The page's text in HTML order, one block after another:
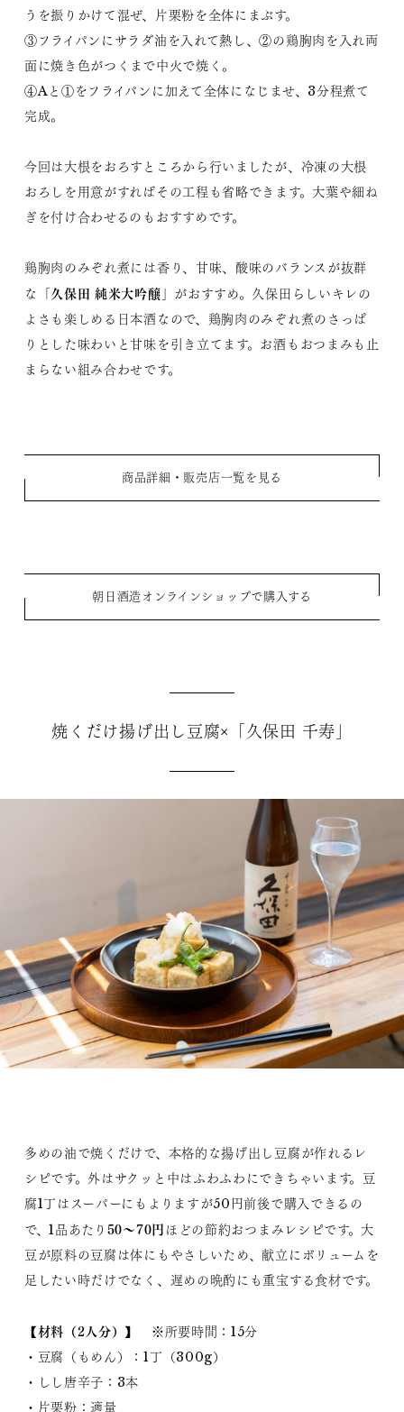
うを振りかけて混ぜ、片栗粉を全体にまぶす。
③フライパンにサラダ油を入れて熱し、②の鶏胸肉を入れ両
面に焼き色がつくまで中火で焼く。
④Aと①をフライパンに加えて全体になじませ、3分程煮て
完成。
今回は大根をおろすところから行いましたが、冷凍の大根
おろしを用意がすればその工程も省略できます。大葉や細ね
ぎを付け合わせるのもおすすめです。
鶏胸肉のみぞれ煮には香り、甘味、酸味のバランスが抜群
な「久保田 純米大吟醸 」がおすすめ。久保田らしいキレの
よさも楽しめる日本酒なので、鶏胸肉のみぞれ煮のさっぱ
りとした味わいと甘味を引き立てます。お酒もおつまみも止
まらない組み合わせです。
商品詳細・販売店一覧を見る
朝日酒造オンラインショップで購入する
焼くだけ揚げ出し豆腐×「久保田 千寿」
多めの油で焼くだけで、本格的な揚げ出し豆腐が作れるレ
シピです。外はサクッと中はふわふわにできちゃいます。豆
腐1丁はスーパーにもよりますが50円前後で購入できるの
で、1品あたり 50〜70円 ほどの節約おつまみレシピです。大
豆が原料の豆腐は体にもやさしいため、献立にボリュームを
足したい時だけでなく、遅めの晩酌にも重宝する食材です。
【材料（2人分）】
※所要時間：15分
・豆腐（もめん）：1丁（300g）
・しし唐辛子：3本
・片栗粉：適量